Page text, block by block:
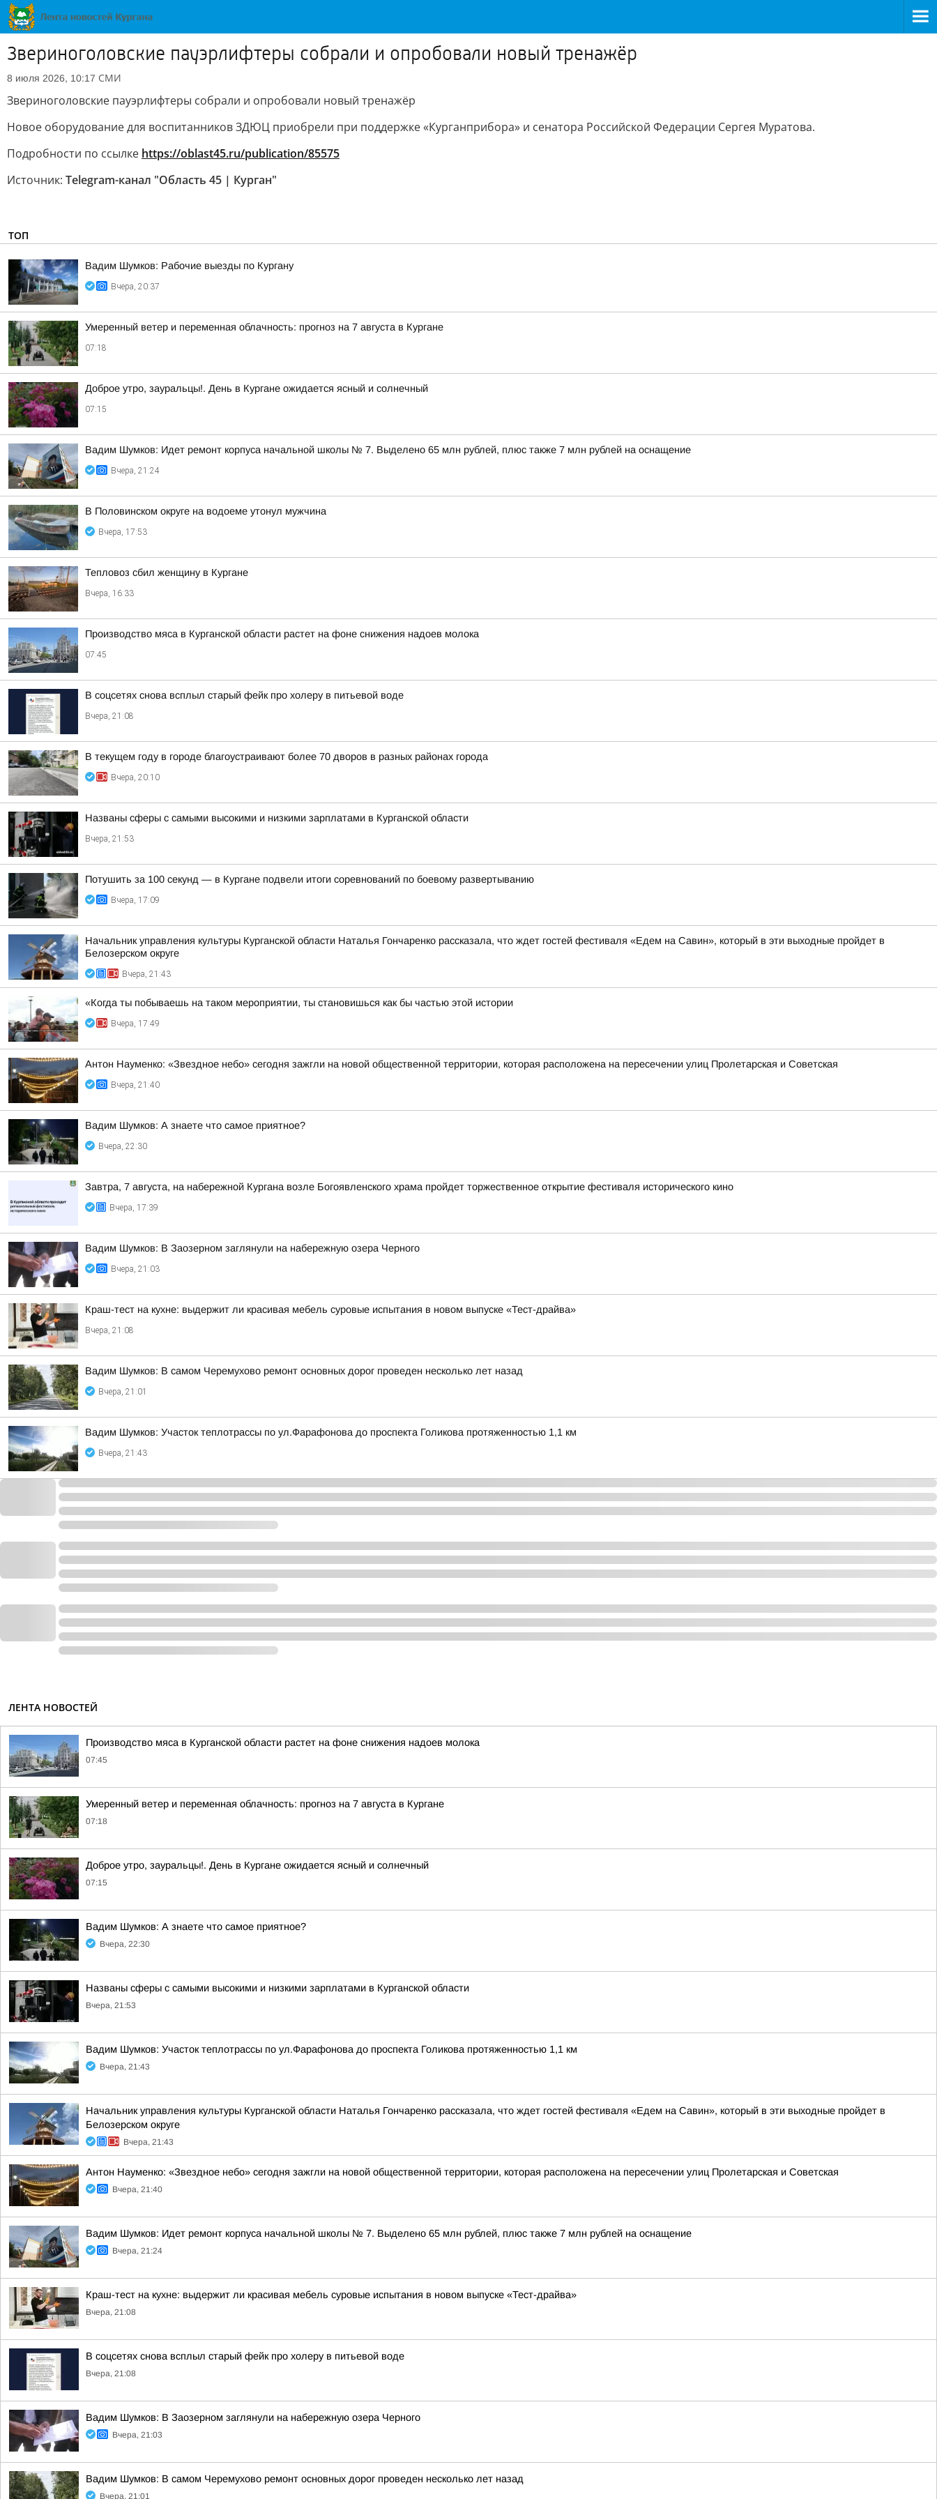
Звериноголовские пауэрлифтеры собрали и опробовали новый тренажёр
8 июля 2026, 10:17 СМИ
Звериноголовские пауэрлифтеры собрали и опробовали новый тренажёр
Новое оборудование для воспитанников ЗДЮЦ приобрели при поддержке «Курганприбора» и сенатора Российской Федерации Сергея Муратова.
Подробности по ссылке https://oblast45.ru/publication/85575
Источник: Telegram-канал "Область 45 | Курган"
ТОП
Вадим Шумков: Рабочие выезды по Кургану
Вчера, 20:37
Умеренный ветер и переменная облачность: прогноз на 7 августа в Кургане
07:18
Доброе утро, зауральцы!. День в Кургане ожидается ясный и солнечный
07:15
Вадим Шумков: Идет ремонт корпуса начальной школы № 7. Выделено 65 млн рублей, плюс также 7 млн рублей на оснащение
Вчера, 21:24
В Половинском округе на водоеме утонул мужчина
Вчера, 17:53
Тепловоз сбил женщину в Кургане
Вчера, 16:33
Производство мяса в Курганской области растет на фоне снижения надоев молока
07:45
В соцсетях снова всплыл старый фейк про холеру в питьевой воде
Вчера, 21:08
В текущем году в городе благоустраивают более 70 дворов в разных районах города
Вчера, 20:10
Названы сферы с самыми высокими и низкими зарплатами в Курганской области
Вчера, 21:53
Потушить за 100 секунд — в Кургане подвели итоги соревнований по боевому развертыванию
Вчера, 17:09
Начальник управления культуры Курганской области Наталья Гончаренко рассказала, что ждет гостей фестиваля «Едем на Савин», который в эти выходные пройдет в
Белозерском округе
Вчера, 21:43
«Когда ты побываешь на таком мероприятии, ты становишься как бы частью этой истории
Вчера, 17:49
Антон Науменко: «Звездное небо» сегодня зажгли на новой общественной территории, которая расположена на пересечении улиц Пролетарская и Советская
Вчера, 21:40
Вадим Шумков: А знаете что самое приятное?
Вчера, 22:30
Завтра, 7 августа, на набережной Кургана возле Богоявленского храма пройдет торжественное открытие фестиваля исторического кино
Вчера, 17:39
Вадим Шумков: В Заозерном заглянули на набережную озера Черного
Вчера, 21:03
Краш-тест на кухне: выдержит ли красивая мебель суровые испытания в новом выпуске «Тест-драйва»
Вчера, 21:08
Вадим Шумков: В самом Черемухово ремонт основных дорог проведен несколько лет назад
Вчера, 21:01
Вадим Шумков: Участок теплотрассы по ул.Фарафонова до проспекта Голикова протяженностью 1,1 км
Вчера, 21:43
ЛЕНТА НОВОСТЕЙ
Производство мяса в Курганской области растет на фоне снижения надоев молока
07:45
Умеренный ветер и переменная облачность: прогноз на 7 августа в Кургане
07:18
Доброе утро, зауральцы!. День в Кургане ожидается ясный и солнечный
07:15
Вадим Шумков: А знаете что самое приятное?
Вчера, 22:30
Названы сферы с самыми высокими и низкими зарплатами в Курганской области
Вчера, 21:53
Вадим Шумков: Участок теплотрассы по ул.Фарафонова до проспекта Голикова протяженностью 1,1 км
Вчера, 21:43
Начальник управления культуры Курганской области Наталья Гончаренко рассказала, что ждет гостей фестиваля «Едем на Савин», который в эти выходные пройдет в
Белозерском округе
Вчера, 21:43
Антон Науменко: «Звездное небо» сегодня зажгли на новой общественной территории, которая расположена на пересечении улиц Пролетарская и Советская
Вчера, 21:40
Вадим Шумков: Идет ремонт корпуса начальной школы № 7. Выделено 65 млн рублей, плюс также 7 млн рублей на оснащение
Вчера, 21:24
Краш-тест на кухне: выдержит ли красивая мебель суровые испытания в новом выпуске «Тест-драйва»
Вчера, 21:08
В соцсетях снова всплыл старый фейк про холеру в питьевой воде
Вчера, 21:08
Вадим Шумков: В Заозерном заглянули на набережную озера Черного
Вчера, 21:03
Вадим Шумков: В самом Черемухово ремонт основных дорог проведен несколько лет назад
Вчера, 21:01